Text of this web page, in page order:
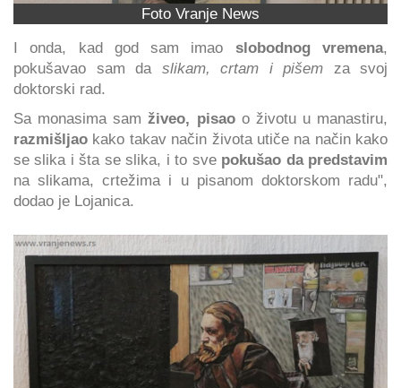
Foto Vranje News
I onda, kad god sam imao slobodnog vremena,
pokušavao sam da slikam, crtam i pišem za svoj
doktorski rad.
Sa monasima samživeo, pisaoo životu u manastiru,
razmišljao kako takav način života utiče na način kako
se slika i šta se slika, i to sve pokušao da predstavim
na slikama, crtežima i u pisanom doktorskom radu",
dodao je Lojanica.